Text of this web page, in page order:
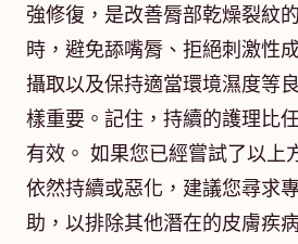
強修復，是改善脣部乾燥裂紋
時，避免舔嘴脣、拒絕刺激性
攝取以及保持適當環境濕度等
樣重要。記住，持續的護理比
有效。 如果您已經嘗試了以上
依然持續或惡化，建議您尋求
助，以排除其他潛在的皮膚疾